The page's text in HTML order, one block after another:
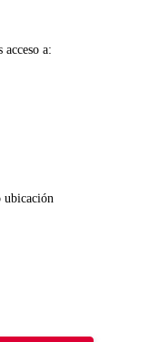
acceso a:
ubicación